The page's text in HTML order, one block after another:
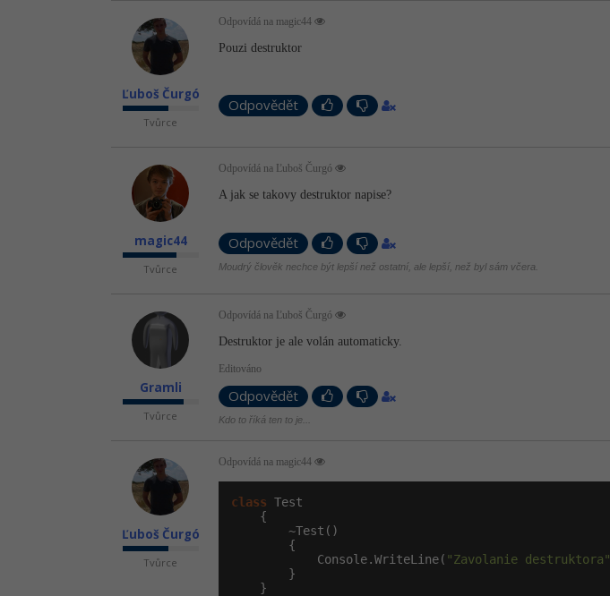
Ľuboš Čurgó
Tvůrce
Odpovídá na magic44
Pouzi destruktor
Odpovědět
magic44
Tvůrce
Odpovídá na Ľuboš Čurgó
A jak se takovy destruktor napise?
Odpovědět
Moudrý člověk nechce být lepší než ostatní, ale lepší, než byl sám včera.
Gramli
Tvůrce
Odpovídá na Ľuboš Čurgó
Destruktor je ale volán automaticky.
Editováno
Odpovědět
Kdo to říká ten to je...
Ľuboš Čurgó
Tvůrce
Odpovídá na magic44
class Test
    {
        ~Test()
        {
            Console.WriteLine(
"Zavolanie destruktora"
        }
    }